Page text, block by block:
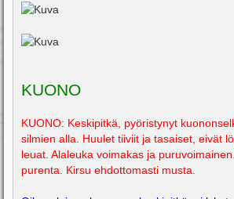
KUONO
KUONO: Keskipitkä, pyöristynyt
silmien alla. Huulet tiiviit ja tasaiset, eivät
leuat. Alaleuka voimakas ja
purenta. Kirsu ehdottomasti musta.